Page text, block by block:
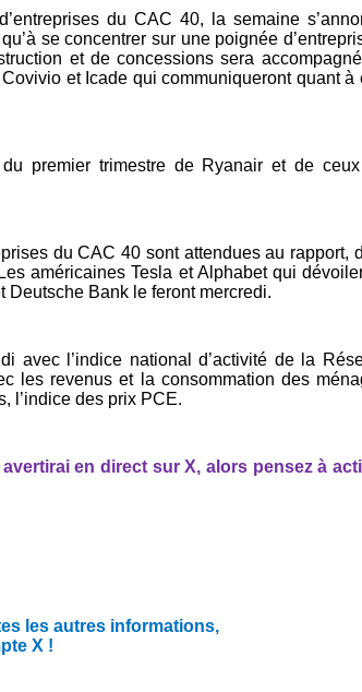
du CAC 40, la semaine
se concentrer sur une poignée
et de concessions sera
et Icade qui communiqueront quant à
premier trimestre de Ryanair et de
du CAC 40 sont attendues au rapport,
américaines Tesla et Alphabet qui
Deutsche Bank le feront mercredi.
avec l’indice national d’activité de la
les revenus et la consommation des
l’indice des prix PCE.
en direct sur X, alors pensez à
les autres informations,
X !